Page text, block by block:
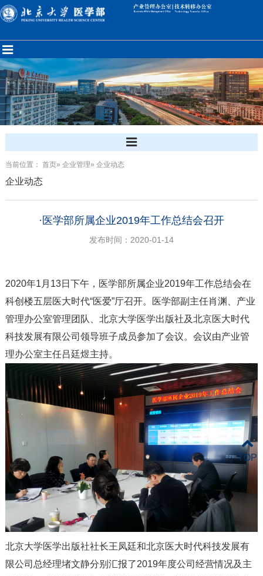
当前位置： 首页» 企业管理» 企业动态
企业动态
·医学部所属企业2019年工作总结会召开
发布时间：2020-01-14
2020年1月13日下午，医学部所属企业2019年工作总结会在
科创楼五层医大时代“医爱”厅召开。医学部副主任肖渊、产业
管理办公室管理团队、北京大学医学出版社及北京医大时代
科技发展有限公司领导班子成员参加了会议。会议由产业管
理办公室主任吕廷煜主持。
北京大学医学出版社社长王凤廷和北京医大时代科技发展有
限公司总经理堵文静分别汇报了2019年度公司经营情况及主
TOP